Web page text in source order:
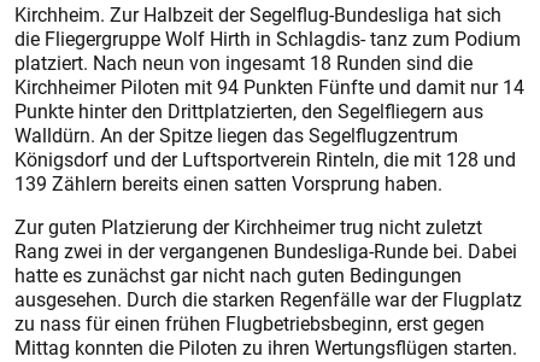
Kirchheim. Zur Halbzeit der Segelflug-Bundesliga hat sich
die Fliegergruppe Wolf Hirth in Schlagdis- tanz zum Podium
platziert. Nach neun von ingesamt 18 Runden sind die
Kirchheimer Piloten mit 94 Punkten Fünfte und damit nur 14
Punkte hinter den Drittplatzierten, den Segelfliegern aus
Walldürn. An der Spitze liegen das Segelflugzentrum
Königsdorf und der Luftsportverein Rinteln, die mit 128 und
139 Zählern bereits einen satten Vorsprung haben.
Zur guten Platzierung der Kirchheimer trug nicht zuletzt
Rang zwei in der vergangenen Bundesliga-Runde bei. Dabei
hatte es zunächst gar nicht nach guten Bedingungen
ausgesehen. Durch die starken Regenfälle war der Flugplatz
zu nass für einen frühen Flugbetriebsbeginn, erst gegen
Mittag konnten die Piloten zu ihren Wertungsflügen starten.